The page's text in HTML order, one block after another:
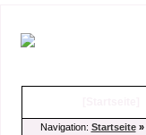
Navigation: Startseite»